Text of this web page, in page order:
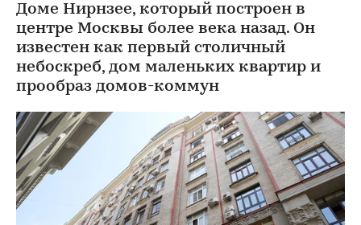
Доме Нирнзее, который построен в
центре Москвы более века назад. Он
известен как первый столичный
небоскреб, дом маленьких квартир и
прообраз домов-коммун